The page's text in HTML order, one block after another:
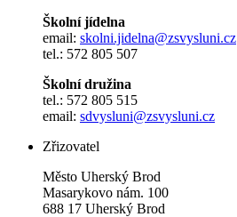
Školní jídelna
email: skolni.jidelna@zsvysluni.cz
tel.: 572 805 507
Školní družina
tel.: 572 805 515
email: sdvysluni@zsvysluni.cz
Zřizovatel
Město Uherský Brod
Masarykovo nám. 100
688 17 Uherský Brod